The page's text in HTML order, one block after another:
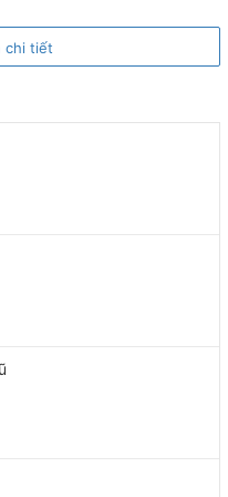
smartphone ra cùng thời
lượng được bố trí ở cạnh
chi tiết